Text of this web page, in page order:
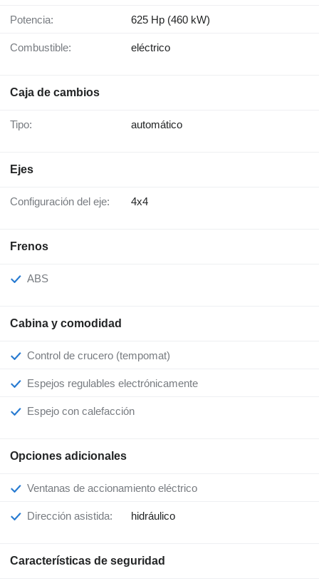
Potencia: 625 Hp (460 kW)
Combustible: eléctrico
Caja de cambios
Tipo: automático
Ejes
Configuración del eje: 4x4
Frenos
ABS
Cabina y comodidad
Control de crucero (tempomat)
Espejos regulables electrónicamente
Espejo con calefacción
Opciones adicionales
Ventanas de accionamiento eléctrico
Dirección asistida: hidráulico
Características de seguridad